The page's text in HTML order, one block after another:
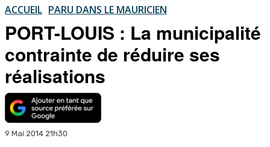
ACCUEIL PARU DANS LE MAURICIEN
PORT-LOUIS : La municipalité
contrainte de réduire ses
réalisations
9 Mai 2014 21h30